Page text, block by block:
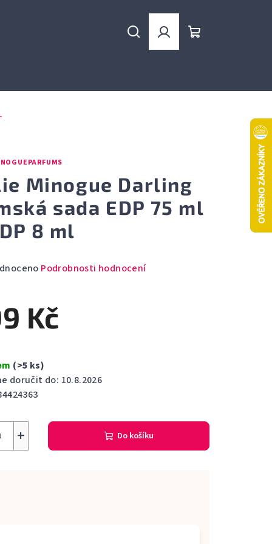
HledatPřihlášení
Minogue Darling
sada EDP 75 ml
8 ml
Podrobnosti hodnocení
Kč
(>5 ks)
doručit do: 10.8.2026
+ Do košíku